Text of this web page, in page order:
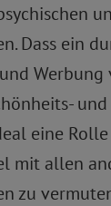
Dass ein
und
eine
mit allen
zu